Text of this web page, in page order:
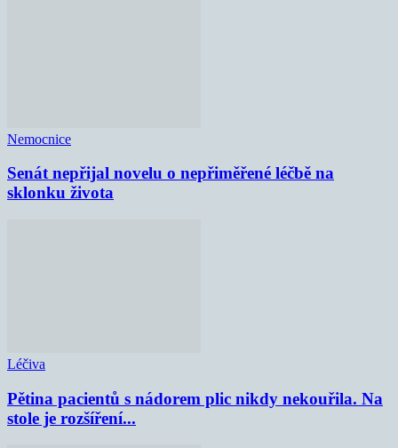
Nemocnice
Senát nepřijal novelu o nepřiměřené léčbě na
sklonku života
Léčiva
Pětina pacientů s nádorem plic nikdy nekouřila. Na
stole je rozšíření...